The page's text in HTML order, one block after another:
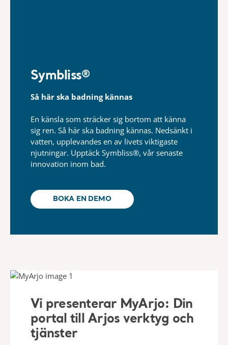
Symbliss® ​
Så här ska badning kännas
En känsla som sträcker sig bortom att känna
sig ren. Så här ska badning kännas.​ Nedsänkt i
vatten, upplevandes en av livets viktigaste
njutningar.​ Upptäck Symbliss®, vår senaste
innovation inom bad.
BOKA EN DEMO
Vi presenterar MyArjo: Din
portal till Arjos verktyg och
tjänster